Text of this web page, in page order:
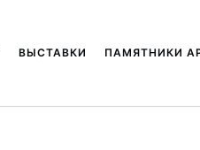
ВЫСТАВКИ ПАМЯТНИКИ